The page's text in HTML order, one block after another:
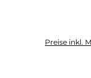
Preise inkl.